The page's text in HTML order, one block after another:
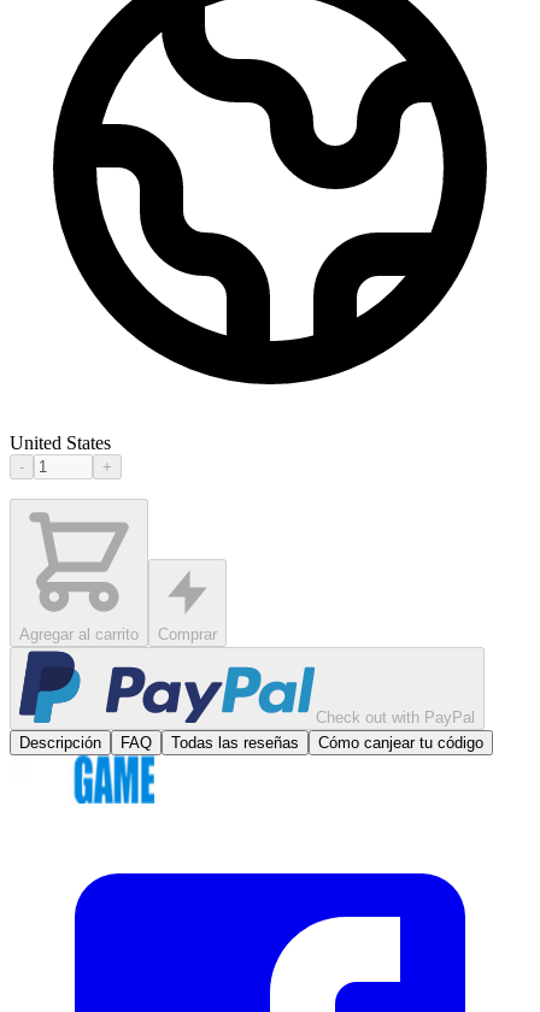
United States
- +
Agregar al carrito Comprar
Check out with PayPal
Descripción
FAQ Todas las reseñas Cómo canjear tu código